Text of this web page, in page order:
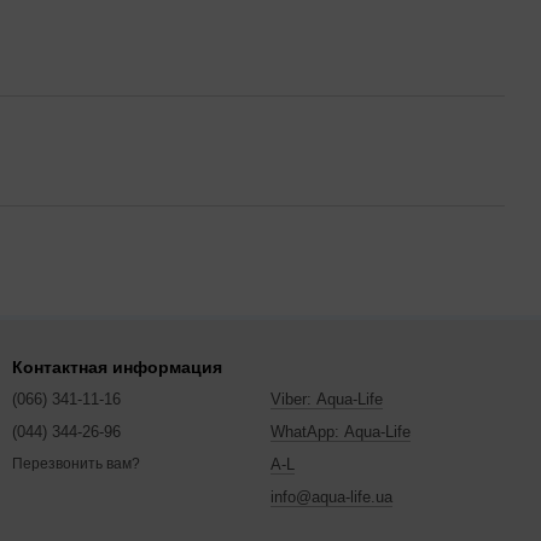
Контактная информация
(066) 341-11-16
(044) 344-26-96
Перезвонить вам?
Viber: Aqua-Life
WhatApp: Aqua-Life
A-L
info@aqua-life.ua